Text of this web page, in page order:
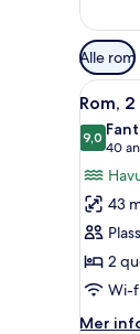
filtre
for
rom
Alle rom
Åpne
alle
av
Rom,
2
ved
10
Rom,
9,09,0 av
40
(40
43
2
Wi-
Mer
Mer